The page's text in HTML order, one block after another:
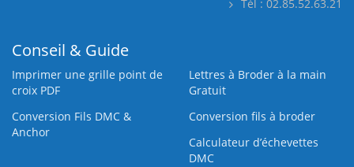
Tél : 02.85.52.63.21
Conseil & Guide
Imprimer une grille point de
croix PDF
Lettres à Broder à la main
Gratuit
Conversion Fils DMC &
Anchor
Conversion fils à broder
Calculateur d’échevettes
DMC